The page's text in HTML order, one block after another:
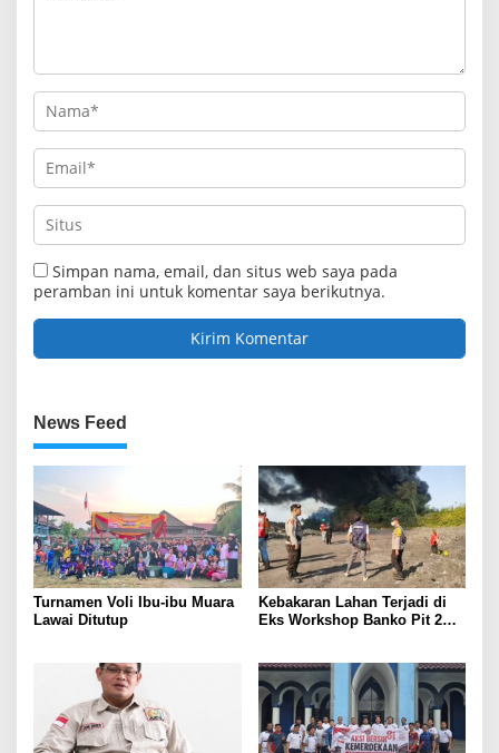
Simpan nama, email, dan situs web saya pada
peramban ini untuk komentar saya berikutnya.
News Feed
Turnamen Voli Ibu-ibu Muara
Lawai Ditutup
Kebakaran Lahan Terjadi di
Eks Workshop Banko Pit 2